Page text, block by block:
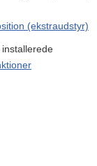
(ekstraudstyr)